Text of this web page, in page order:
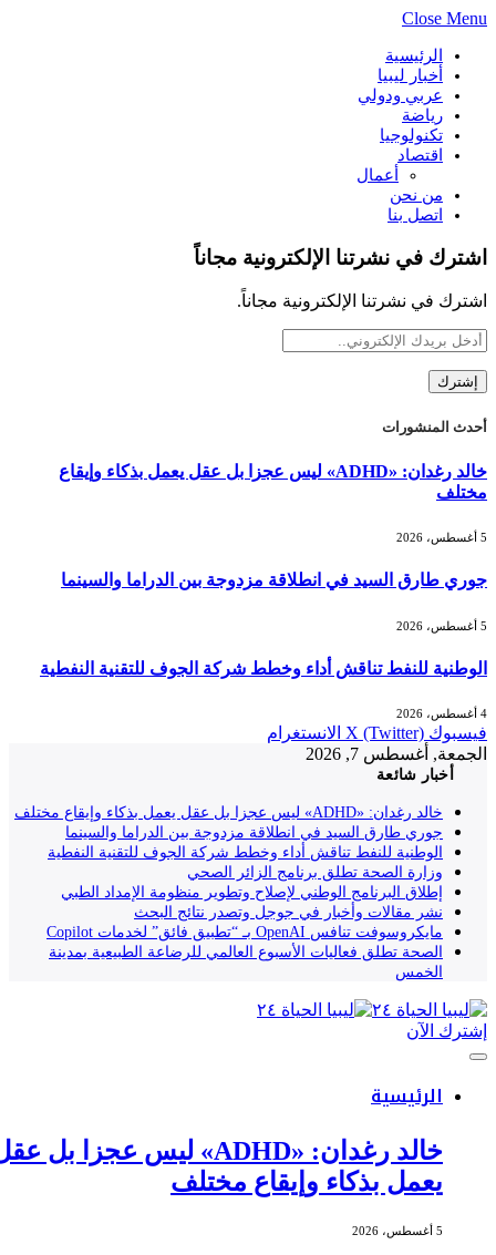
Close Menu
الرئيسية
أخبار ليبيا
عربي ودولي
رياضة
تكنولوجيا
اقتصاد
أعمال
من نحن
اتصل بنا
اشترك في نشرتنا الإلكترونية مجاناً
اشترك في نشرتنا الإلكترونية مجاناً.
أحدث المنشورات
خالد رغدان: «ADHD» ليس عجزا بل عقل يعمل بذكاء وإيقاع
مختلف
جوري طارق السيد في انطلاقة مزدوجة بين الدراما والسينما
الوطنية للنفط تناقش أداء وخطط شركة الجوف للتقنية النفطية
فيسبوك X (Twitter) الانستغرام
الجمعة, أغسطس 7, 2026
أخبار شائعة
خالد رغدان: «ADHD» ليس عجزا بل عقل يعمل بذكاء وإيقاع مختلف
جوري طارق السيد في انطلاقة مزدوجة بين الدراما والسينما
الوطنية للنفط تناقش أداء وخطط شركة الجوف للتقنية النفطية
وزارة الصحة تطلق برنامج الزائر الصحي
إطلاق البرنامج الوطني لإصلاح وتطوير منظومة الإمداد الطبي
نشر مقالات وأخبار في جوجل وتصدر نتائج البحث
مايكروسوفت تنافس OpenAI بـ “تطبيق فائق” لخدمات Copilot
الصحة تطلق فعاليات الأسبوع العالمي للرضاعة الطبيعية بمدينة
الخمس
إشترك الآن
الرئيسية
خالد رغدان: «ADHD» ليس عجزا بل عقل
يعمل بذكاء وإيقاع مختلف